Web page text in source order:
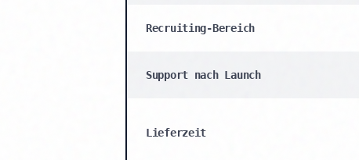
Recruiting-Bereich
Support nach Launch
Lieferzeit